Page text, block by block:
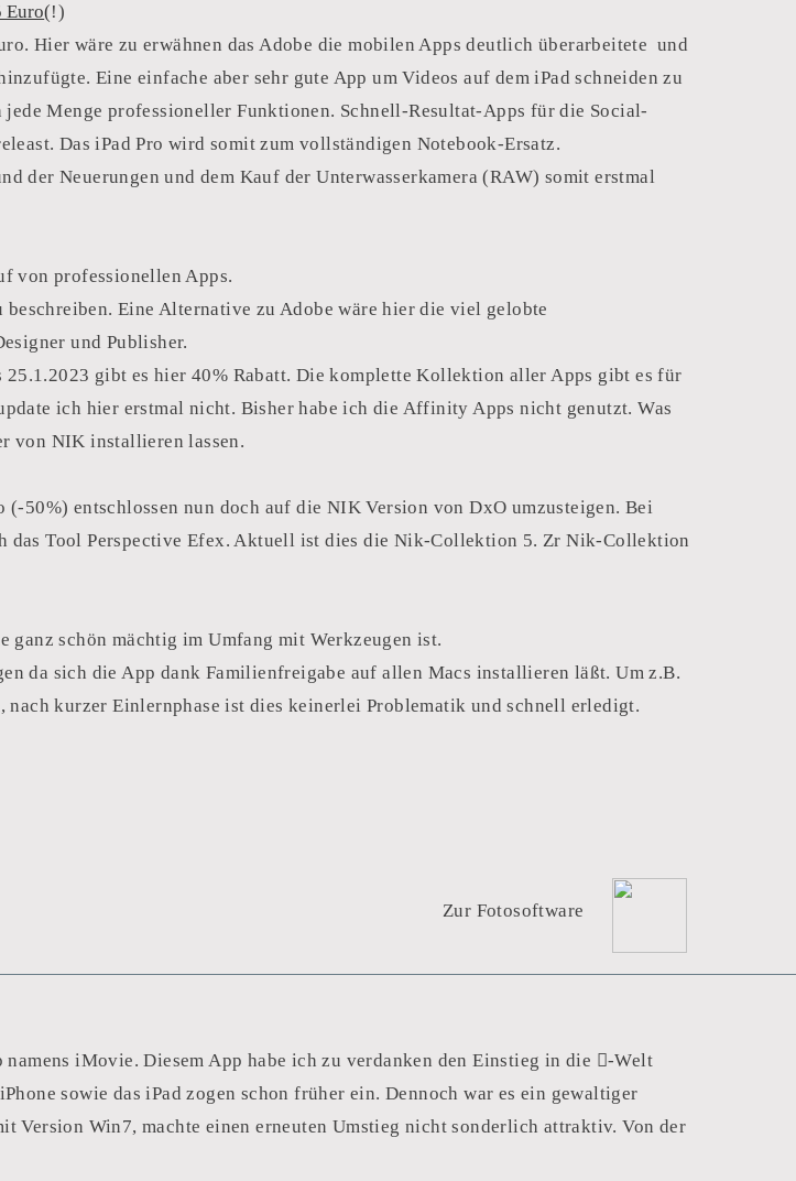
Euro(!)
Hier wäre zu erwähnen das Adobe die mobilen Apps deutlich überarbeitete und
Eine einfache aber sehr gute App um Videos auf dem iPad schneiden zu
Menge professioneller Funktionen. Schnell-Resultat-Apps für die Social-
Das iPad Pro wird somit zum vollständigen Notebook-Ersatz.
der Neuerungen und dem Kauf der Unterwasserkamera (RAW) somit erstmal
von professionellen Apps.
Eine Alternative zu Adobe wäre hier die viel gelobte
und Publisher.
gibt es hier 40% Rabatt. Die komplette Kollektion aller Apps gibt es für
ich hier erstmal nicht. Bisher habe ich die Affinity Apps nicht genutzt. Was
von NIK installieren lassen.
50%) entschlossen nun doch auf die NIK Version von DxO umzusteigen. Bei
das Tool Perspective Efex. Aktuell ist dies die Nik-Collektion 5. Zr Nik-Collektion
ganz schön mächtig im Umfang mit Werkzeugen ist.
da sich die App dank Familienfreigabe auf allen Macs installieren läßt. Um z.B.
kurzer Einlernphase ist dies keinerlei Problematik und schnell erledigt.
Zur Fotosoftware
iMovie. Diesem App habe ich zu verdanken den Einstieg in die -Welt
sowie das iPad zogen schon früher ein. Dennoch war es ein gewaltiger
Version Win7, machte einen erneuten Umstieg nicht sonderlich attraktiv. Von der